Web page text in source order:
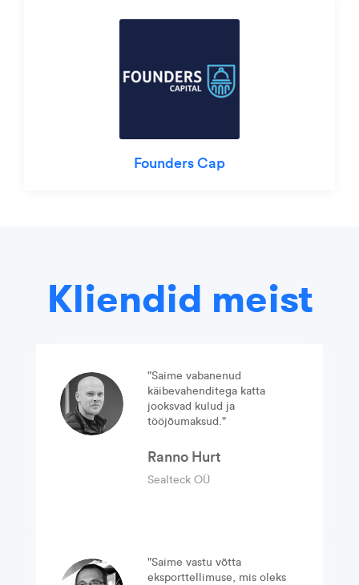
Founders Cap
Kliendid meist
"Saime vabanenud
käibevahenditega katta
jooksvad kulud ja
tööjõumaksud."
Ranno Hurt
Sealteck OÜ
"Saime vastu võtta
eksporttellimuse, mis oleks